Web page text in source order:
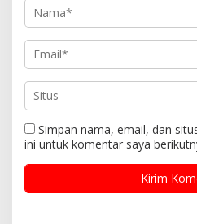
Simpan nama, email, dan
ini untuk komentar saya